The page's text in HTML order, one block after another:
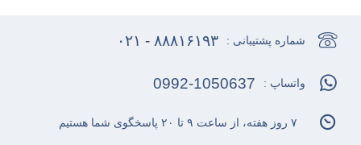
شماره پشتیبانی : ۸۸۸۱۶۱۹۳ - ۰۲۱
واتساپ : 0992-1050637
۷ روز هفته، از ساعت ۹ تا ۲۰ پاسخگوی شما هستیم